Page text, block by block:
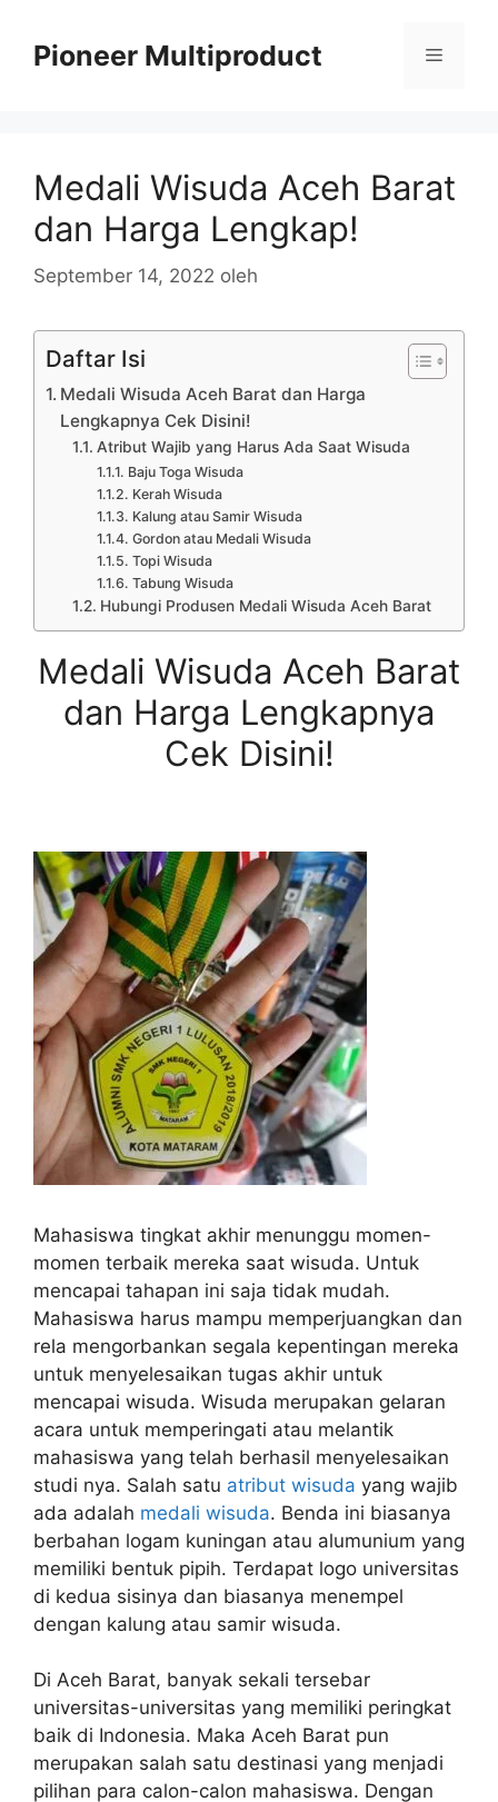
Pioneer Multiproduct Menu
Medali Wisuda Aceh Barat
dan Harga Lengkap!
September 14, 2022 oleh
Daftar Isi
Medali Wisuda Aceh Barat dan Harga
Lengkapnya Cek Disini!
Atribut Wajib yang Harus Ada Saat Wisuda
Baju Toga Wisuda
Kerah Wisuda
Kalung atau Samir Wisuda
Gordon atau Medali Wisuda
Topi Wisuda
Tabung Wisuda
Hubungi Produsen Medali Wisuda Aceh Barat
Medali Wisuda Aceh Barat
dan Harga Lengkapnya
Cek Disini!
Mahasiswa tingkat akhir menunggu momen-
momen terbaik mereka saat wisuda. Untuk
mencapai tahapan ini saja tidak mudah.
Mahasiswa harus mampu memperjuangkan dan
rela mengorbankan segala kepentingan mereka
untuk menyelesaikan tugas akhir untuk
mencapai wisuda. Wisuda merupakan gelaran
acara untuk memperingati atau melantik
mahasiswa yang telah berhasil menyelesaikan
studi nya. Salah satu atribut wisuda yang wajib
ada adalah medali wisuda. Benda ini biasanya
berbahan logam kuningan atau alumunium yang
memiliki bentuk pipih. Terdapat logo universitas
di kedua sisinya dan biasanya menempel
dengan kalung atau samir wisuda.
Di Aceh Barat, banyak sekali tersebar
universitas-universitas yang memiliki peringkat
baik di Indonesia. Maka Aceh Barat pun
merupakan salah satu destinasi yang menjadi
pilihan para calon-calon mahasiswa. Dengan